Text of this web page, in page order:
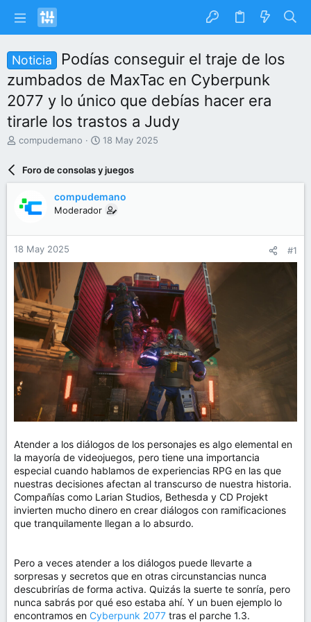
Noticia
Podías conseguir el traje de los
zumbados de MaxTac en Cyberpunk
2077 y lo único que debías hacer era
tirarle los trastos a Judy
I
a
r
d
e
t
e
m
compudemano
F
c
h
d
e
n
c
i
o
18 May 2025
Foro de consolas y juegos
compudemano
Moderador
18 May 2025 #1
Atender a los diálogos de los personajes es algo elemental en
la mayoría de videojuegos, pero tiene una importancia
especial cuando hablamos de experiencias RPG en las que
nuestras decisiones afectan al transcurso de nuestra historia.
Compañías como Larian Studios, Bethesda y CD Projekt
invierten mucho dinero en crear diálogos con ramificaciones
que tranquilamente llegan a lo absurdo.
Pero a veces atender a los diálogos puede llevarte a
sorpresas y secretos que en otras circunstancias nunca
descubrirías de forma activa. Quizás la suerte te sonría, pero
nunca sabrás por qué eso estaba ahí. Y un buen ejemplo lo
encontramos en Cyberpunk 2077 tras el parche 1.3.